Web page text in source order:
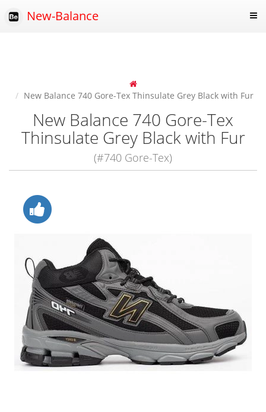
New-Balance
New Balance 740 Gore-Tex Thinsulate Grey Black with Fur
New Balance 740 Gore-Tex
Thinsulate Grey Black with Fur
(#740 Gore-Tex)